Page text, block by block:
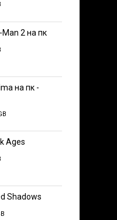
Man 2 на пк
на пк -
Ages
Shadows